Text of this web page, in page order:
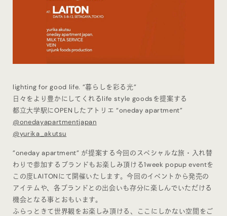
lighting for good life. ”暮らしを彩る光”
日々をより豊かにしてくれるlife style goodsを提案する
都立大学駅にOPENしたアトリエ “oneday apartment”
@onedayapartmentjapan
@yurika_akutsu
”oneday apartment” が提案する今回のスペシャルな旅・入れ替
わりで参加するブランドもお楽しみ頂ける1week popup eventを
この度LAITONにて開催いたします。今回のイベントから発売の
アイテムや、各ブランドとの出会いも存分に楽しんでいただける
機会となる事とおもいます。
ふらっときて世界観をお楽しみ頂ける、ここにしかない空間をご